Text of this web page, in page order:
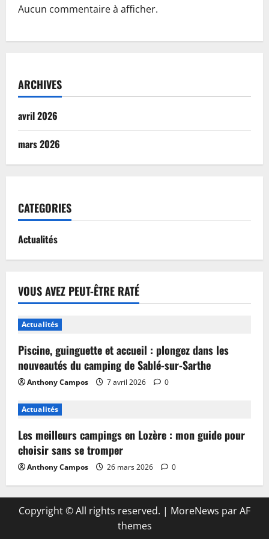
Aucun commentaire à afficher.
ARCHIVES
avril 2026
mars 2026
CATEGORIES
Actualités
VOUS AVEZ PEUT-ÊTRE RATÉ
Actualités
Piscine, guinguette et accueil : plongez dans les
nouveautés du camping de Sablé-sur-Sarthe
Anthony Campos 7 avril 2026 0
Actualités
Les meilleurs campings en Lozère : mon guide pour
choisir sans se tromper
Anthony Campos 26 mars 2026 0
Copyright © All rights reserved. | MoreNews par AF
themes